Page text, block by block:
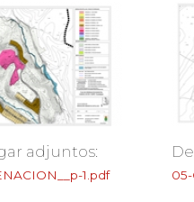
adjuntos:
1.pdf